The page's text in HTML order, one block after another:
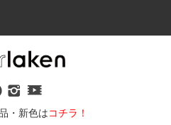
・新色はコチラ！